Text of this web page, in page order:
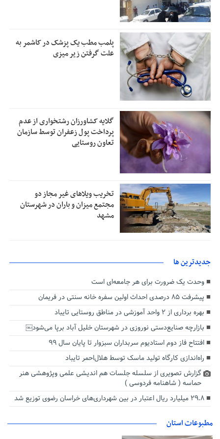
پلمب مطب یک پزشک در کاشمر به
علت گرفتن زیر میزی
گلایه کشاورزان رشتخواری از عدم
پرداخت پول زعفران توسط سازمان
تعاون روستایی
تخریب ویلاهای غیر مجاز دو
مجتمع میزان و باران در شهرستان
مشهد
جديدترين ها
وحدت یک ضرورت برای هر جامعه‌ای است
پیشرفت ۸۵ درصدی احداث اولین سفره خانه سنتی در فریمان
بهره‌ برداری از ۲ واحد آموزشی در مناطق روستایی تایباد
بازارچه صنایع‌دستی نوروزی در شهرستان خلیل آباد برپا می‌شود￼
افتتاح فاز دوم استادیوم سربداران سبزوار تا پایان سال ۹۹
راه‌اندازی کارگاه تولید ماسک توسط هلال‌احمر تایباد
گزارش تصویری از سلسله جلسات هم اندیشی علمی وپژوهشی هنر
حماسه ( شاهنامه فردوسی )
۲۹.۸ میلیارد ریال اعتبار در بین شهرداری‌های خراسان‌ رضوی توزیع شد
مطبوعات استان